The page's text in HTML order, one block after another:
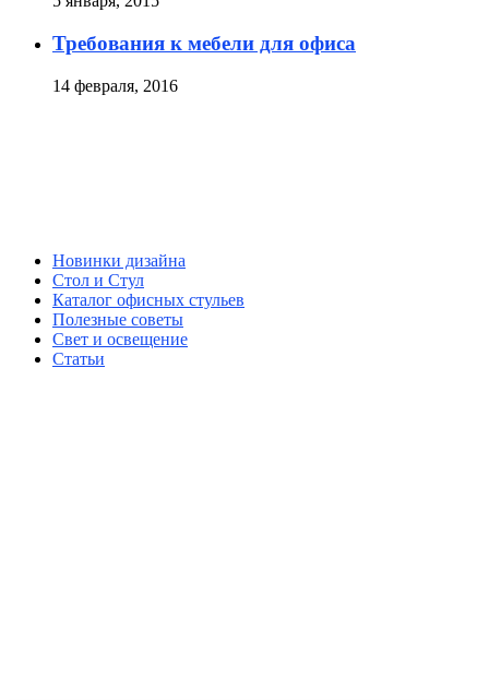
Требования к мебели для офиса
14 февраля, 2016
Новинки дизайна
Стол и Стул
Каталог офисных стульев
Полезные советы
Свет и освещение
Статьи